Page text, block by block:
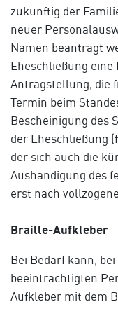
zukünftig der
neuer
Namen beantragt
Eheschließung eine
Antragstellung, die
Termin beim
Bescheinigung des
der Eheschließung
der sich auch die
Aushändigung des
erst nach
Braille-Aufkleber
Bei Bedarf kann,
beeinträchtigten
Aufkleber mit dem